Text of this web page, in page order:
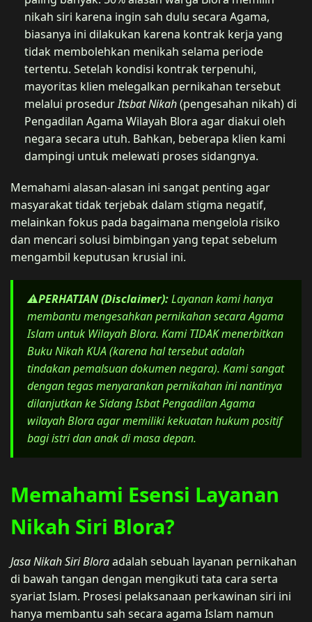
nikah siri karena ingin sah dulu secara Agama,
biasanya ini dilakukan karena kontrak kerja yang
tidak membolehkan menikah selama periode
tertentu. Setelah kondisi kontrak terpenuhi,
mayoritas klien melegalkan pernikahan tersebut
melalui prosedurItsbat Nikah(pengesahan nikah) di
Pengadilan Agama Wilayah Blora agar diakui oleh
negara secara utuh. Bahkan, beberapa klien kami
dampingi untuk melewati proses sidangnya.
Memahami alasan-alasan ini sangat penting agar
masyarakat tidak terjebak dalam stigma negatif,
melainkan fokus pada bagaimana mengelola risiko
dan mencari solusi bimbingan yang tepat sebelum
mengambil keputusan krusial ini.
⚠️PERHATIAN (Disclaimer):Layanan kami hanya
membantu mengesahkan pernikahan secara Agama
Islam untuk Wilayah Blora. Kami TIDAK menerbitkan
Buku Nikah KUA (karena hal tersebut adalah
tindakan pemalsuan dokumen negara). Kami sangat
dengan tegas menyarankan pernikahan ini nantinya
dilanjutkan ke Sidang Isbat Pengadilan Agama
wilayah Blora agar memiliki kekuatan hukum positif
bagi istri dan anak di masa depan.
Memahami Esensi Layanan
Nikah Siri Blora?
Jasa Nikah Siri Bloraadalah sebuah layanan pernikahan
di bawah tangan dengan mengikuti tata cara serta
syariat Islam. Prosesi pelaksanaan perkawinan siri ini
hanya membantu sah secara agama Islam namun